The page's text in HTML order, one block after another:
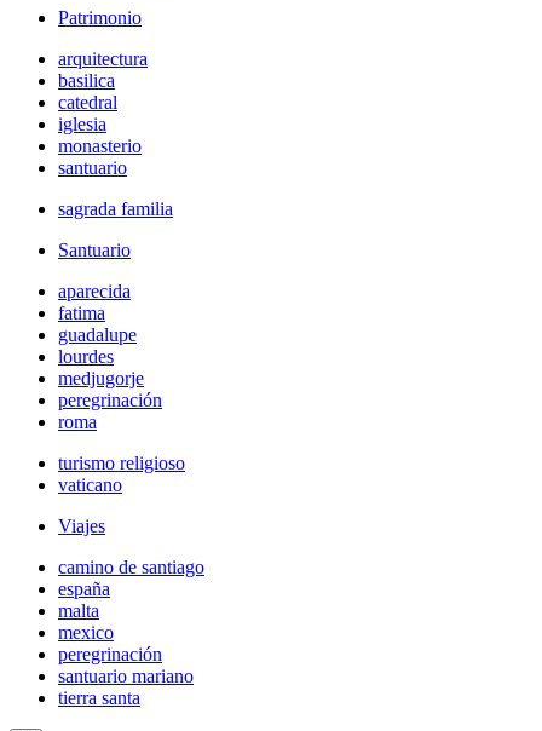
Patrimonio
arquitectura
basilica
catedral
iglesia
monasterio
santuario
sagrada familia
Santuario
aparecida
fatima
guadalupe
lourdes
medjugorje
peregrinación
roma
turismo religioso
vaticano
Viajes
camino de santiago
españa
malta
mexico
peregrinación
santuario mariano
tierra santa